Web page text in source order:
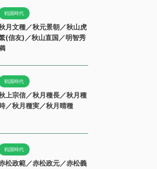
戦国時代
月文種／秋元景朝／秋山虎
(信友)／秋山直国／明智秀
戦国時代
上宗信／秋月種長／秋月種
／秋月種実／秋月晴種
戦国時代
松政範／赤松政元／赤松義